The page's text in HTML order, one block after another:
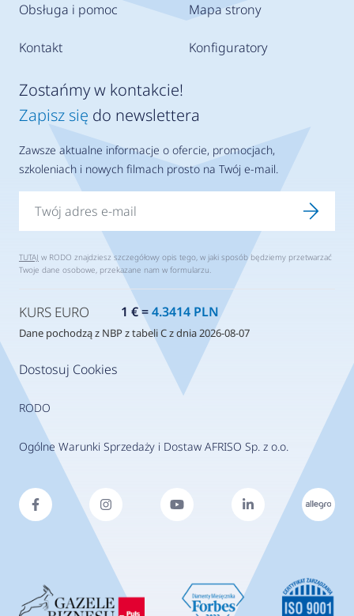
Obsługa i pomoc
Kontakt
Mapa strony
Konfiguratory
Dostosuj Cookies
RODO
Ogólne Warunki Sprzedaży i Dostaw AFRISO Sp. z o.o.
Zostańmy w kontakcie!
Zapisz się do newslettera
Zawsze aktualne informacje o ofercie, promocjach,
szkoleniach i nowych filmach prosto na Twój e-mail.
TUTAJ w RODO znajdziesz szczegółowy opis tego, w jaki sposób będziemy przetwarzać
Twoje dane osobowe, przekazane nam w formularzu.
KURS EURO 1 € =4.3414 PLN
Dane pochodzą z NBP z tabeli C z dnia 2026-08-07